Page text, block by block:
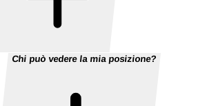
Chi può vedere la mia posizione?